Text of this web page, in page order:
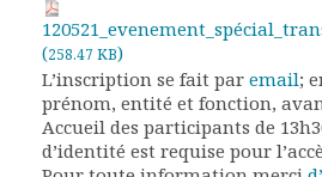
Kiosk
Ressources
Nos actions
Podcast-AdP
Dîners débats
Journées d’études
(258.47 KB)
L’inscription se fait par email;
prénom, entité et fonction,
Accueil des participants de
d’identité est requise pour